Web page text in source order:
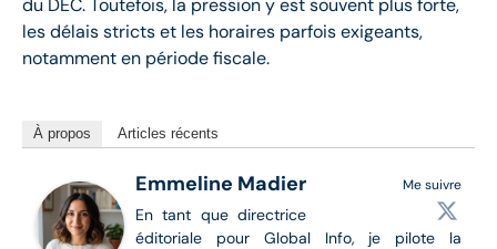
les délais stricts et les horaires parfois exigeants,
notamment en période fiscale.
À propos Articles récents
Me suivre
Emmeline Madier
En tant que directrice
éditoriale pour Global Info, je pilote la